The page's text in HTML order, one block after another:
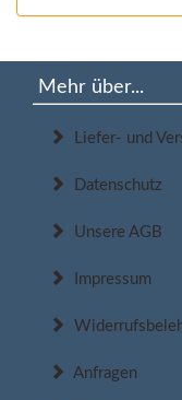
Mehr über...
Liefer- und
Datenschutz
Unsere AGB
Impressum
Anfragen